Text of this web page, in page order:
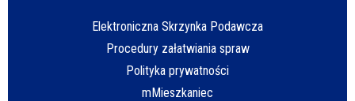
Elektroniczna Skrzynka Podawcza
Procedury załatwiania spraw
Polityka prywatności
mMieszkaniec